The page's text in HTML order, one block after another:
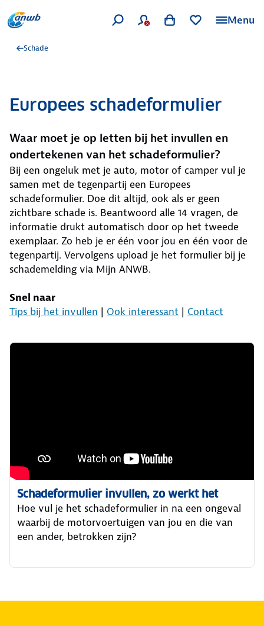
Menu
Schade
Europees schadeformulier
Waar moet je op letten bij het invullen en
ondertekenen van het schadeformulier?
Bij een ongeluk met je auto, motor of camper vul je
samen met de tegenpartij een Europees
schadeformulier. Doe dit altijd, ook als er geen
zichtbare schade is. Beantwoord alle 14 vragen, de
informatie drukt automatisch door op het tweede
exemplaar. Zo heb je er één voor jou en één voor de
tegenpartij. Vervolgens upload je het formulier bij je
schademelding via Mijn ANWB.
Snel naar
Tips bij het invullen | Ook interessant | Contact
Schadeformulier invullen, zo werkt het
Hoe vul je het schadeformulier in na een ongeval
waarbij de motorvoertuigen van jou en die van
een ander, betrokken zijn?